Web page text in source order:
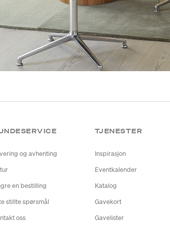
og avhenting
en bestilling
stillte spørsmål
oss
TJENESTER
Inspirasjon
Eventkalender
Katalog
Gavekort
Gavelister